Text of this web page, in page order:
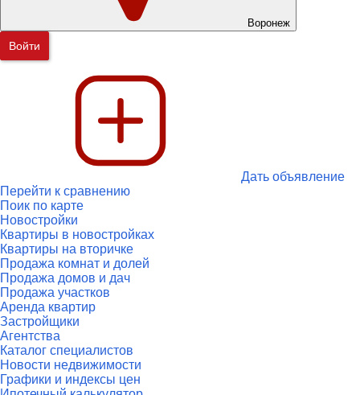
Воронеж
Войти
Дать объявление
Перейти к сравнению
Поик по карте
Новостройки
Квартиры в новостройках
Квартиры на вторичке
Продажа комнат и долей
Продажа домов и дач
Продажа участков
Аренда квартир
Застройщики
Агентства
Каталог специалистов
Новости недвижимости
Графики и индексы цен